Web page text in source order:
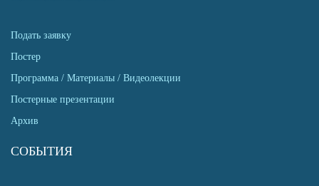
Подать заявку
Постер
Программа / Материалы / Видеолекции
Постерные презентации
Архив
СОБЫТИЯ